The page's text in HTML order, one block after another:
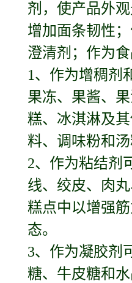
剂，使产品外观
增加面条韧性
澄清剂；作为食
1、作为增稠剂
果冻、果酱、
糕、冰淇淋及
料、调味粉和汤
2、作为粘结剂
线、绞皮、肉
糕点中以增强
态。
3、作为凝胶剂
糖、牛皮糖和水